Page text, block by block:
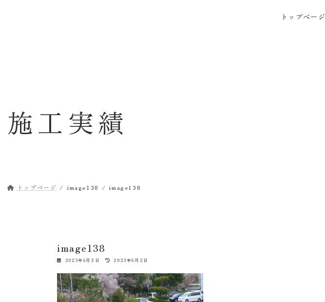
トップページ
施工実績
トップページ image138 image138
image138
2023年6月2日
最
更
新
日
時
:
2023年6月2日